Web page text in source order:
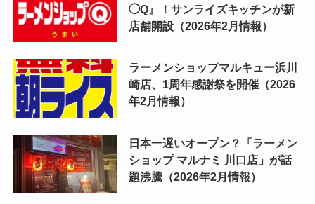
◯Q』！サンライズキッチンが新
店舗開設（2026年2月情報）
ラーメンショップマルキュー浜川
崎店、1周年感謝祭を開催（2026
年2月情報）
日本一遅いオープン？「ラーメン
ショップ マルナミ 川口店」が話
題沸騰（2026年2月情報）